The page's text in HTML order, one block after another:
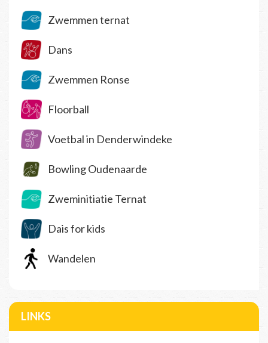
Zwemmen ternat
Dans
Zwemmen Ronse
Floorball
Voetbal in Denderwindeke
Bowling Oudenaarde
Zweminitiatie Ternat
Dais for kids
Wandelen
LINKS